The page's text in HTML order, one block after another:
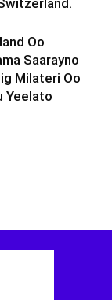
Oo
Saarayno
Milateri Oo
Yeelato